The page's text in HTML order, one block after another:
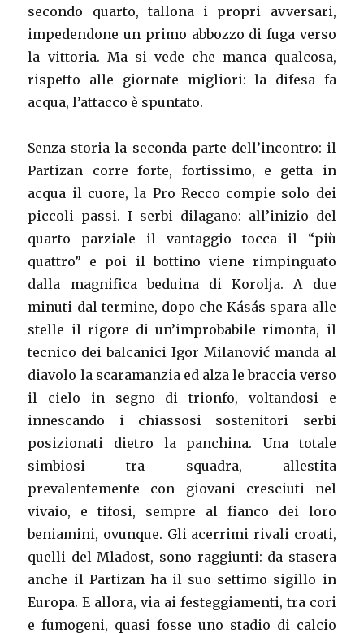
secondo quarto, tallona i propri avversari,
impedendone un primo abbozzo di fuga verso
la vittoria. Ma si vede che manca qualcosa,
rispetto alle giornate migliori: la difesa fa
acqua, l’attacco è spuntato.
Senza storia la seconda parte dell’incontro: il
Partizan corre forte, fortissimo, e getta in
acqua il cuore, la Pro Recco compie solo dei
piccoli passi. I serbi dilagano: all’inizio del
quarto parziale il vantaggio tocca il “più
quattro” e poi il bottino viene rimpinguato
dalla magnifica beduina di Korolja. A due
minuti dal termine, dopo che Kásás spara alle
stelle il rigore di un’improbabile rimonta, il
tecnico dei balcanici Igor Milanović manda al
diavolo la scaramanzia ed alza le braccia verso
il cielo in segno di trionfo, voltandosi e
innescando i chiassosi sostenitori serbi
posizionati dietro la panchina. Una totale
simbiosi tra squadra, allestita
prevalentemente con giovani cresciuti nel
vivaio, e tifosi, sempre al fianco dei loro
beniamini, ovunque. Gli acerrimi rivali croati,
quelli del Mladost, sono raggiunti: da stasera
anche il Partizan ha il suo settimo sigillo in
Europa. E allora, via ai festeggiamenti, tra cori
e fumogeni, quasi fosse uno stadio di calcio